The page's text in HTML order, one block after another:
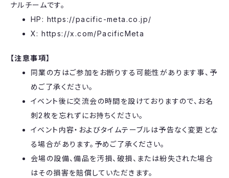
ナルチームです。
​​HP: https://pacific-meta.co.jp/
X: https://x.com/PacificMeta
​【注意事項】
同業の方はご参加をお断りする可能性があります事、予
めご了承ください。
イベント後に交流会の時間を設けておりますので、お名
刺2枚を忘れずにお持ちください。
​​イベント内容・およびタイムテーブルは予告なく変更とな
る場合があります。予めご了承ください。
​​会場の設備、備品を汚損、破損、または紛失された場合
はその損害を賠償していただきます。​